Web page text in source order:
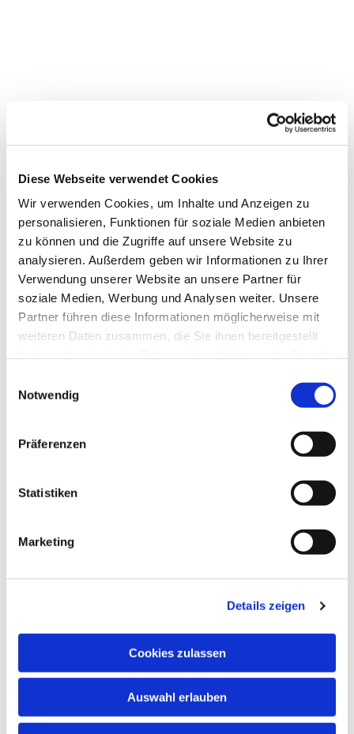
Diese Webseite verwendet Cookies
Wir verwenden Cookies, um Inhalte und Anzeigen zu
personalisieren, Funktionen für soziale Medien anbieten
zu können und die Zugriffe auf unsere Website zu
analysieren. Außerdem geben wir Informationen zu Ihrer
Verwendung unserer Website an unsere Partner für
soziale Medien, Werbung und Analysen weiter. Unsere
Partner führen diese Informationen möglicherweise mit
weiteren Daten zusammen, die Sie ihnen bereitgestellt
Notwendig
Präferenzen
Statistiken
Marketing
Details zeigen
Cookies zulassen
Auswahl erlauben
Dies könnte Sie auch
interessieren